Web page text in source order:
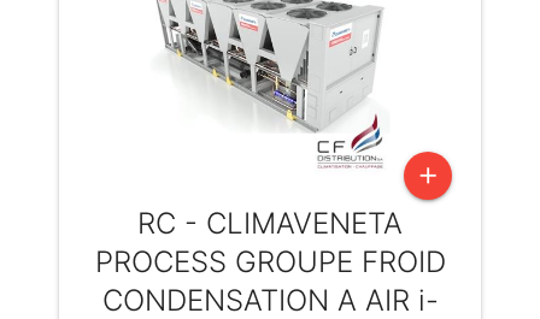
add
RC - CLIMAVENETA
PROCESS GROUPE FROID
CONDENSATION A AIR i-